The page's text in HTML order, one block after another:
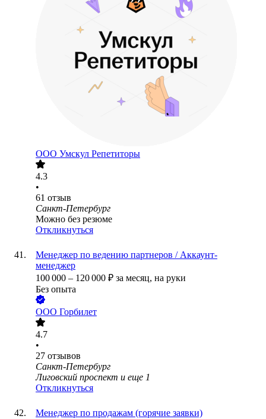
ООО Умскул Репетиторы
4.3
•
61 отзыв
Санкт-Петербург
Можно без резюме
Откликнуться
Менеджер по ведению партнеров / Аккаунт-
менеджер
100 000 – 120 000 ₽ за месяц, на руки
Без опыта
ООО Горбилет
4.7
•
27 отзывов
Санкт-Петербург
Лиговский проспект и еще 1
Откликнуться
Менеджер по продажам (горячие заявки)